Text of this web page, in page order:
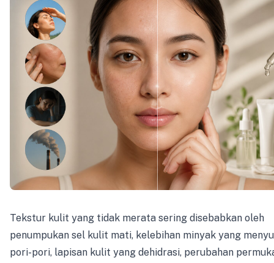
Tekstur kulit yang tidak merata sering disebabkan oleh
penumpukan sel kulit mati, kelebihan minyak yang
pori-pori, lapisan kulit yang dehidrasi, perubahan